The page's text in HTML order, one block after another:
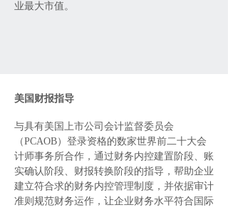
业最大市值。
美国财报指导
与具有美国上市公司会计监督委员会
（PCAOB）登录资格的数家世界前二十大会
计师事务所合作，通过财务内控建置阶段、账
实确认阶段、财报转换阶段的指导，帮助企业
建立符合求的财务内控管理制度，并依据审计
准则规范财务运作，让企业财务水平符合国际